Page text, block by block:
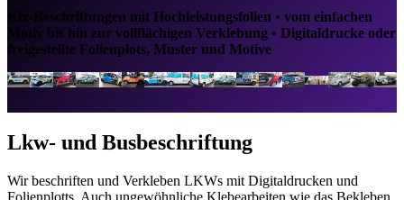
Kfz-Beschriftungen mit Hochleistungsfolien • vom einfachen
Motiv bis hin zur vollflächigen Verklebung • Digitaldrucke oder
freigestellte Folienplots, Muster und Motive
Lkw- und Busbeschriftung
Wir beschriften und Verkleben LKWs mit Digitaldrucken und
Folienplotts. Auch ungewöhnliche Klebearbeiten wie das Bekleben